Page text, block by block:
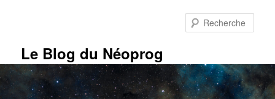
Le Blog du Néoprog